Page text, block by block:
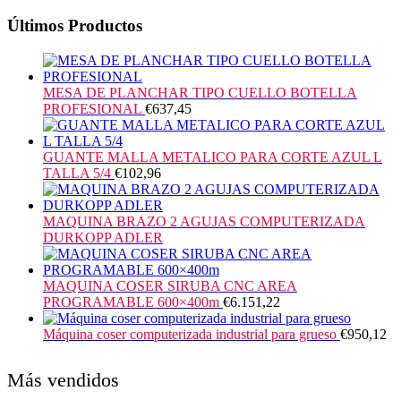
Últimos Productos
MESA DE PLANCHAR TIPO CUELLO BOTELLA
PROFESIONAL €637,45
GUANTE MALLA METALICO PARA CORTE AZUL L
TALLA 5/4 €102,96
MAQUINA BRAZO 2 AGUJAS COMPUTERIZADA
DURKOPP ADLER
MAQUINA COSER SIRUBA CNC AREA
PROGRAMABLE 600×400m €6.151,22
Máquina coser computerizada industrial para grueso €950,12
Más vendidos